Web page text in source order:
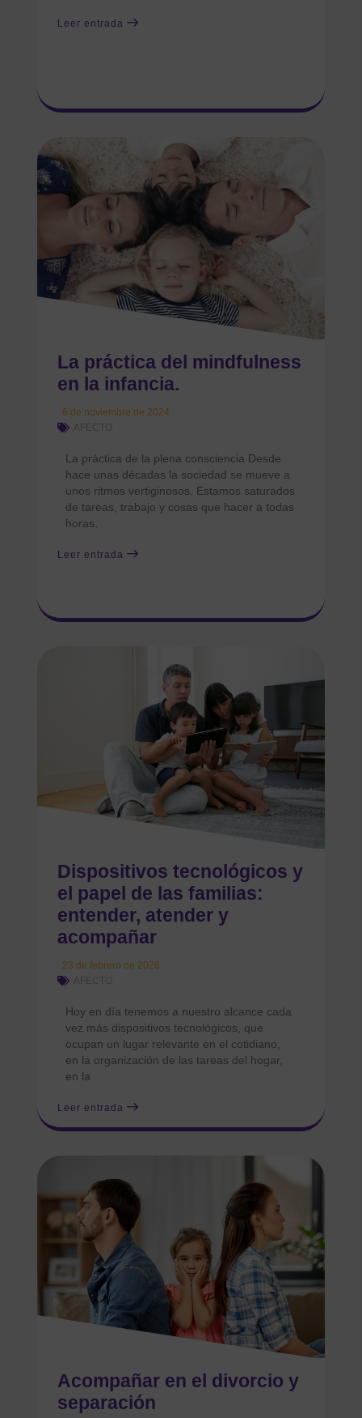
Leer entrada
La práctica del mindfulness
en la infancia.
6 de noviembre de 2024
AFECTO
La práctica de la plena consciencia Desde
hace unas décadas la sociedad se mueve a
unos ritmos vertiginosos. Estamos saturados
de tareas, trabajo y cosas que hacer a todas
horas,
Leer entrada
Dispositivos tecnológicos y
el papel de las familias:
entender, atender y
acompañar
23 de febrero de 2026
AFECTO
Hoy en día tenemos a nuestro alcance cada
vez más dispositivos tecnológicos, que
ocupan un lugar relevante en el cotidiano,
en la organización de las tareas del hogar,
en la
Leer entrada
Acompañar en el divorcio y
separación